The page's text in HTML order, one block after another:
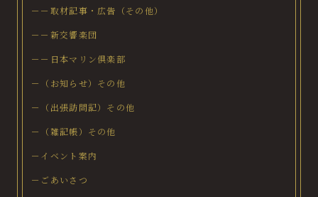
－－取材記事・広告（その他）
－－新交響楽団
－－日本マリン倶楽部
－（お知らせ）その他
－（出張訪問記）その他
－（雑記帳）その他
－イベント案内
－ごあいさつ